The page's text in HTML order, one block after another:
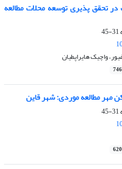
تحقق‌ پذیری توسعه محلات مطالعه
31-45
واچیک هایراپطیان
مهر مطالعه موردی: شهر قاین
31-45